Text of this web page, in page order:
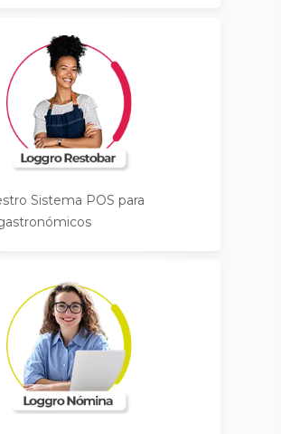
Sistema POS para